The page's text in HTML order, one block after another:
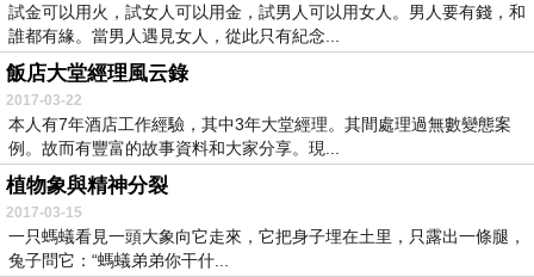
試金可以用火，試女人可以用金，試男人可以用女人。男人要有錢，和
誰都有緣。當男人遇見女人，從此只有紀念...
飯店大堂經理風云錄
2017-03-22
本人有7年酒店工作經驗，其中3年大堂經理。其間處理過無數變態案
例。故而有豐富的故事資料和大家分享。現...
植物象與精神分裂
2017-03-15
一只螞蟻看見一頭大象向它走來，它把身子埋在土里，只露出一條腿，
兔子問它：“螞蟻弟弟你干什...